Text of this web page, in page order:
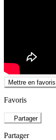
Mettre en favoris
Favoris
Partager
Partager